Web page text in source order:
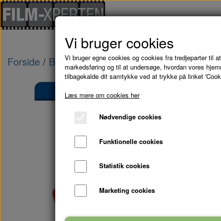
Forside Blu-Ray - kampagne tilbud THE
Vi bruger cookies
Vi bruger egne cookies og cookies fra tredjeparter til
markedsføring og til at undersøge, hvordan vores
tilbagekalde dit samtykke ved at trykke på linket
Læs mere om cookies her
Nødvendige cookies
Funktionelle cookies
Statistik cookies
Marketing cookies